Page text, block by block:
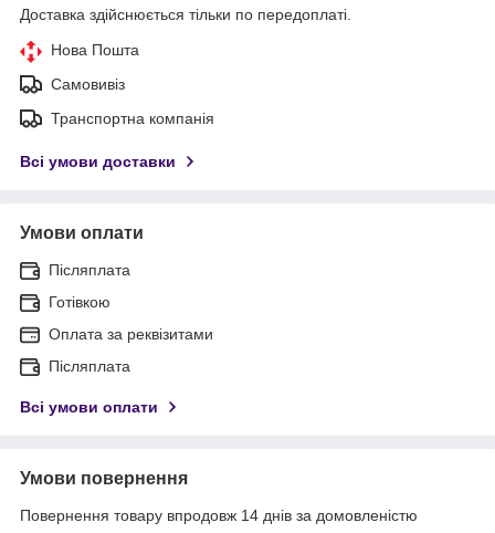
Доставка здійснюється тільки по передоплаті.
Нова Пошта
Самовивіз
Транспортна компанія
Всі умови доставки
Умови оплати
Післяплата
Готівкою
Оплата за реквізитами
Післяплата
Всі умови оплати
Умови повернення
Повернення товару впродовж 14 днів за домовленістю